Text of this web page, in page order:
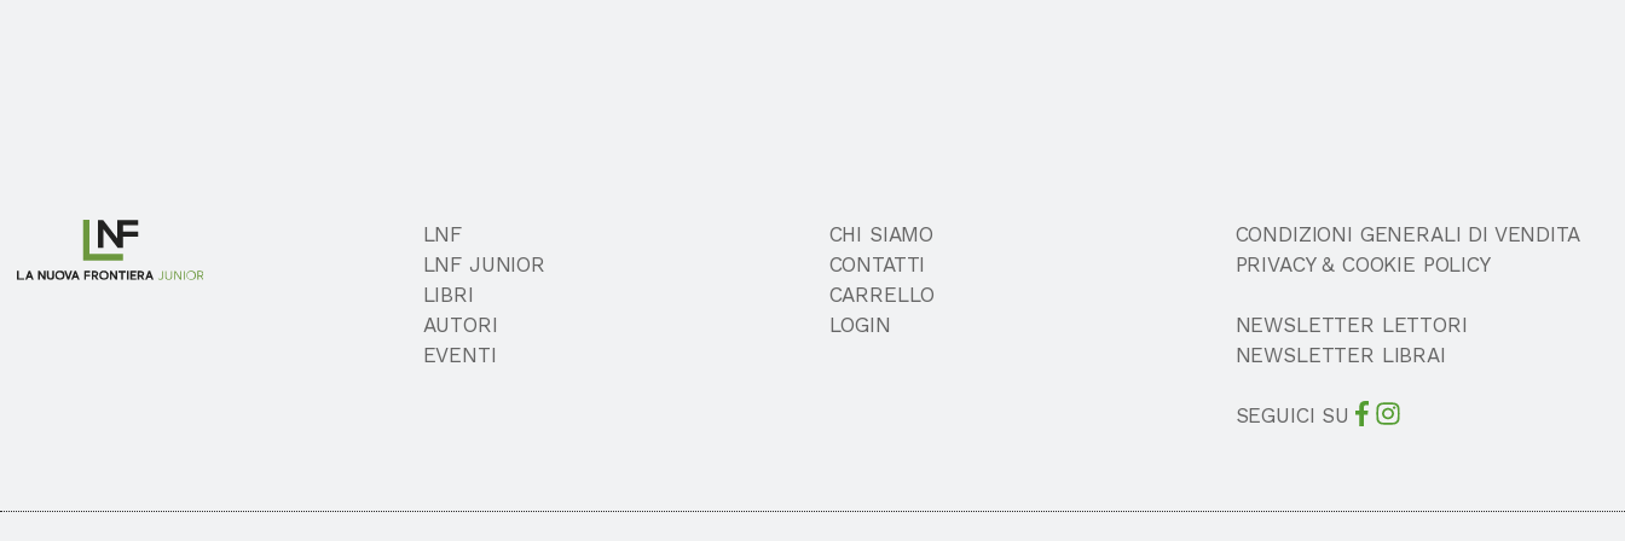
LNF
LNF JUNIOR
LIBRI
AUTORI
EVENTI
CHI SIAMO
CONTATTI
CARRELLO
LOGIN
CONDIZIONI GENERALI DI VENDITA
PRIVACY & COOKIE POLICY
NEWSLETTER LETTORI
NEWSLETTER LIBRAI
SEGUICI SU